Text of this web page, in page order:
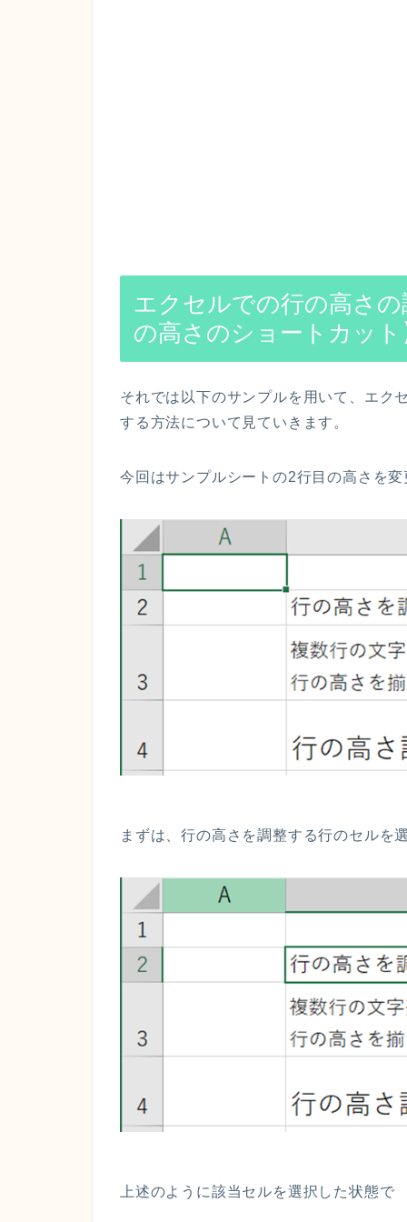
エクセルでの行の高さ
の高さのショートカット
それでは以下のサンプルを用いて、エク
する方法について見ていきます。
今回はサンプルシートの2行目の高さを
まずは、行の高さを調整する行のセルを
上述のように該当セルを選択した状態で